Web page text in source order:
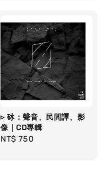
▹ 砅：聲音、民間譚、影
像｜CD專輯
Regular
NT$ 750